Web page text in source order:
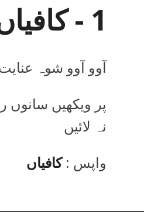
1 - کافیاں
آوو آوو شوہ
پر ویکھیں سانوں
نہ لائیں
واپس :کافیاں